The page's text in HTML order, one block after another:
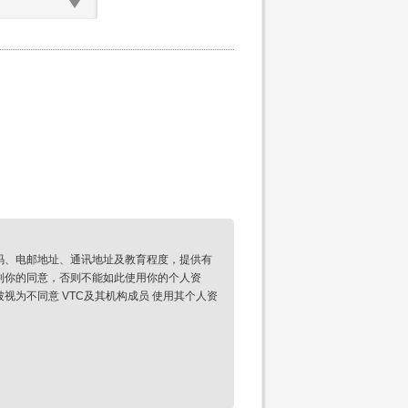
电邮地址、通讯地址及教育程度，提供有
的同意，否则不能如此使用你的个人资
为不同意 VTC及其机构成员 使用其个人资